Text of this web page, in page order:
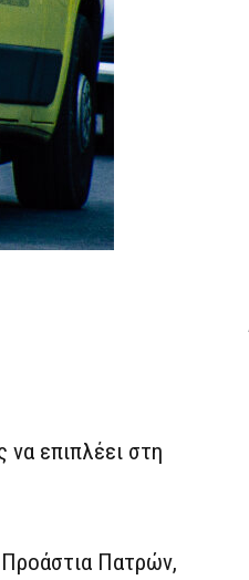
να επιπλέει στη
Προάστια Πατρών,